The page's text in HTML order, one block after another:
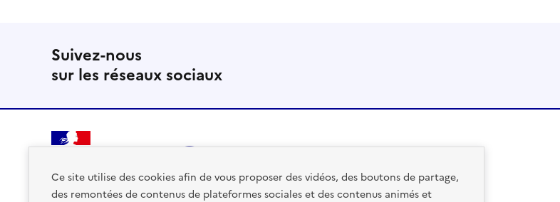
Ce site utilise des cookies afin de vous proposer des vidéos, des boutons de partage,
des remontées de contenus de plateformes sociales et des contenus animés et
Suivez-nous
sur les réseaux sociaux
FRANÇAISE